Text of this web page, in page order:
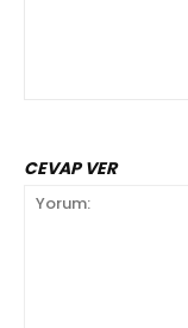
CEVAP VER